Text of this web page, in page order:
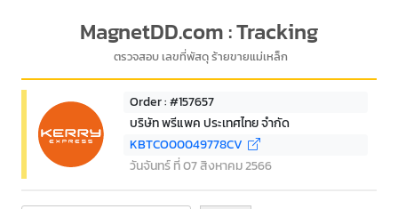
MagnetDD.com : Tracking
ตรวจสอบ เลขที่พัสดุ ร้ายขายแม่เหล็ก
Order : #157657
บริษัท พรีแพค ประเทศไทย จำกัด
KBTCO00049778CV
วันจันทร์ ที่ 07 สิงหาคม 2566